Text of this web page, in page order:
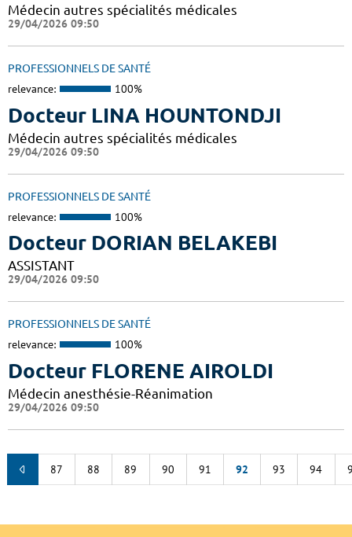
Médecin autres spécialités médicales
29/04/2026 09:50
PROFESSIONNELS DE SANTÉ
relevance: 100%
Docteur LINA HOUNTONDJI
Médecin autres spécialités médicales
29/04/2026 09:50
PROFESSIONNELS DE SANTÉ
relevance: 100%
Docteur DORIAN BELAKEBI
ASSISTANT
29/04/2026 09:50
PROFESSIONNELS DE SANTÉ
relevance: 100%
Docteur FLORENE AIROLDI
Médecin anesthésie-Réanimation
29/04/2026 09:50
87 88 89 90 91 92 93 94